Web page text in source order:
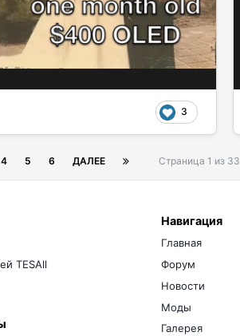
3
4 5 6 ДАЛЕЕ Страница 1 из 33
TESAll
Навигация
Главная
Форум
Новости
Моды
Галерея